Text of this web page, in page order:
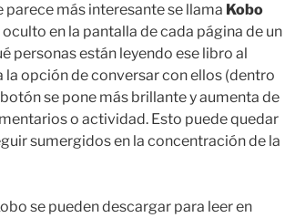
parece más interesante se llama Kobo
en la pantalla de cada página de un
personas están leyendo ese libro al
opción de conversar con ellos (dentro
se pone más brillante y aumenta de
o actividad. Esto puede quedar
sumergidos en la concentración de la
se pueden descargar para leer en